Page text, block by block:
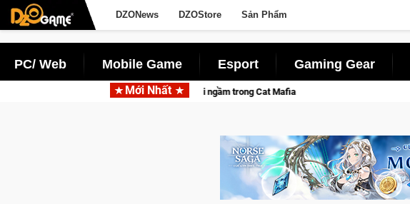
DZONews DZOStore Sản Phẩm
PC/ Web Mobile Game Esport Gaming Gear
Mới Nhất
đảo thế giới ngầm trong Cat Mafia